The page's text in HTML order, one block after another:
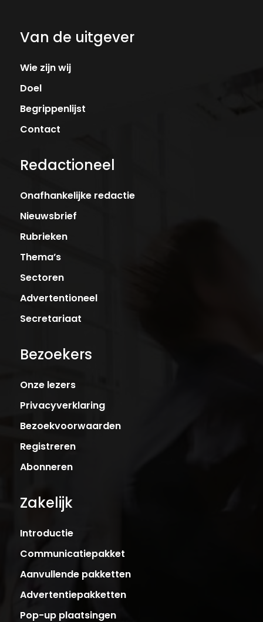
Van de uitgever
Wie zijn wij
Doel
Begrippenlijst
Contact
Redactioneel
Onafhankelijke redactie
Nieuwsbrief
Rubrieken
Thema’s
Sectoren
Advertentioneel
Secretariaat
Bezoekers
Onze lezers
Privacyverklaring
Bezoekvoorwaarden
Registreren
Abonneren
Zakelijk
Introductie
Communicatiepakket
Aanvullende pakketten
Advertentiepakketten
Pop-up plaatsingen